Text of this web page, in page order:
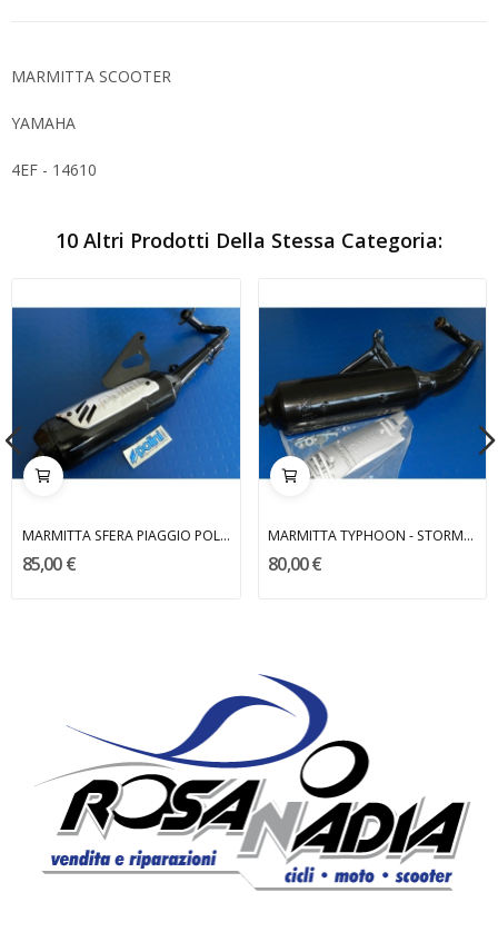
MARMITTA SCOOTER
YAMAHA
4EF - 14610
10 Altri Prodotti Della Stessa Categoria:
MARMITTA SFERA PIAGGIO POLINI
85,00 €
MARMITTA TYPHOON - STORM - NRG PIAGGIO
80,00 €